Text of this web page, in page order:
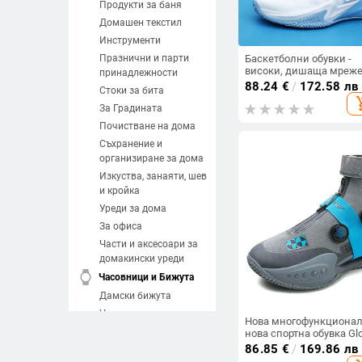
Продукти за баня
Домашен текстил
Инструменти
Празнични и парти
принадлежности
Стоки за бита
За Градината
Почистване на дома
Съхранение и
организиране за дома
Изкуства, занаяти, шев
и кройка
Уреди за дома
За офиса
Части и аксесоари за
домакински уреди
watch
Часовници и Бижута
Дамски бижута
Часовници
Баскетболни обувки -
високи, дишаща
горна част,
противохлъзгаща
подметка, за мъже
88.24 € / 172.58 лв
Нова
нова спортна обувка
Edition Youth Trend Woven
Combat Basketball Shoe
86.85 € / 169.86 лв